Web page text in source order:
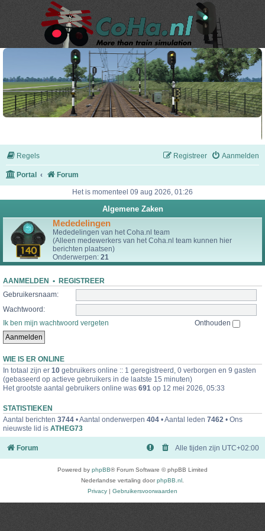
Regels Aanmelden
Registreer
Portal Forum
Het is momenteel 09 aug 2026, 01:26
Algemene Zaken
Mededelingen
Mededelingen van het Coha.nl team
(Alleen medewerkers van het Coha.nl team kunnen hier
berichten plaatsen)
Onderwerpen: 21
AANMELDEN • REGISTREER
Gebruikersnaam:
Wachtwoord:
Ik ben mijn wachtwoord vergeten
Onthouden
WIE IS ER ONLINE
In totaal zijn er 10 gebruikers online :: 1 geregistreerd, 0 verborgen en 9 gasten
(gebaseerd op actieve gebruikers in de laatste 15 minuten)
Het grootste aantal gebruikers online was 691 op 12 mei 2026, 05:33
STATISTIEKEN
Aantal berichten 3744 • Aantal onderwerpen 404 • Aantal leden 7462 • Ons
nieuwste lid is ATHEG73
Forum Alle tijden zijn UTC+02:00
Powered by phpBB® Forum Software © phpBB Limited
Nederlandse vertaling doorphpBB.nl
Privacy | Gebruikersvoorwaarden